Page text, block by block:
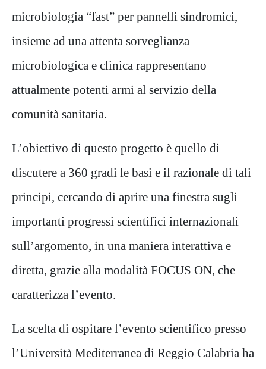
microbiologia “fast” per pannelli sindromici,
insieme ad una attenta sorveglianza
microbiologica e clinica rappresentano
attualmente potenti armi al servizio della
comunità sanitaria.
L’obiettivo di questo progetto è quello di
discutere a 360 gradi le basi e il razionale di tali
principi, cercando di aprire una finestra sugli
importanti progressi scientifici internazionali
sull’argomento, in una maniera interattiva e
diretta, grazie alla modalità FOCUS ON, che
caratterizza l’evento.
La scelta di ospitare l’evento scientifico presso
l’Università Mediterranea di Reggio Calabria ha